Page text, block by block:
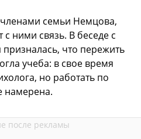
семьи Немцова,
ними связь. В беседе с
что пережить
учеба: в свое время
но работать по
намерена.